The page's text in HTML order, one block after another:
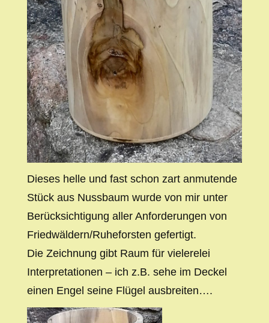
Dieses helle und fast schon zart anmutende
Stück aus Nussbaum wurde von mir unter
Berücksichtigung aller Anforderungen von
Friedwäldern/Ruheforsten gefertigt.
Die Zeichnung gibt Raum für vielerelei
Interpretationen – ich z.B. sehe im Deckel
einen Engel seine Flügel ausbreiten….